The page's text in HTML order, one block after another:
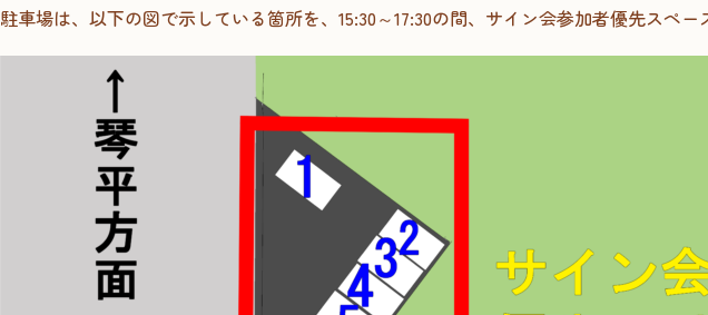
駐車場は、以下の図で示している箇所を、15:30～17:30の間、サイン会参加者優先スペー